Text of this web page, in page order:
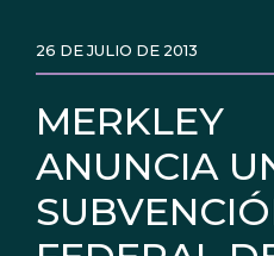
MERKLEY
ANUNCIA
26 DE JULIO DE 2013